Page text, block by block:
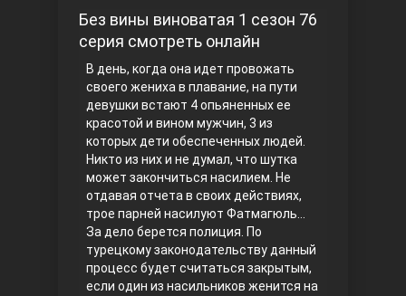
Правосyдие
Без вины виноватая 1 сезон 76
серия смотреть онлайн
В день, когда она идет провожать
своего жениха в плавание, на пути
девушки встают 4 опьяненных ее
красотой и вином мужчин, 3 из
которых дети обеспеченных людей.
Никто из них и не думал, что шутка
может закончиться насилием. Не
отдавая отчета в своих действиях,
трое парней насилуют Фатмагюль…
За дело берется полиция. По
турецкому законодательству данный
процесс будет считаться закрытым,
если один из насильников женится на